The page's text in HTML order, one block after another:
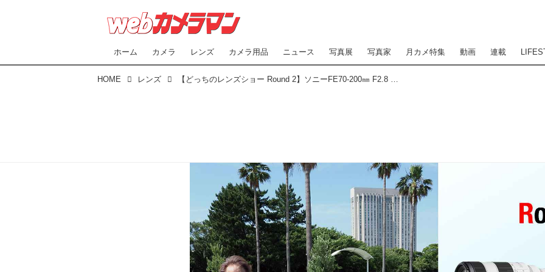
ホーム カメラ レンズ カメラ用品 ニュース 写真展 写真家 月カメ特集 動画 連載
HOME レンズ 【どっちのレンズショー Round 2】ソニーFE70-200㎜ F2.8 GM Ⅱとシグマ70-200㎜ F2.8｜Sportsを比較してみた